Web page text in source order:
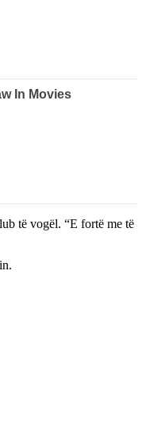
të vogël. “E fortë me të